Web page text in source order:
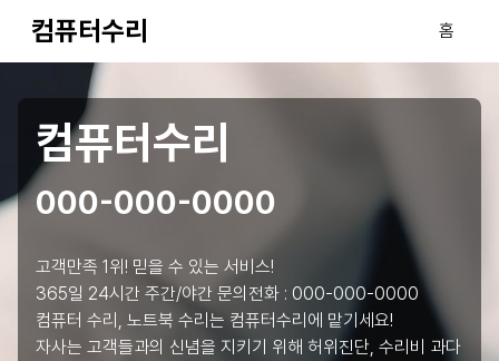
컴퓨터수리 홈
컴퓨터수리
000-000-0000
고객만족 1위! 믿을 수 있는 서비스!
365일 24시간 주간/야간 문의전화 : 000-000-0000
컴퓨터 수리, 노트북 수리는 컴퓨터수리에 맡기세요!
자사는 고객들과의 신념을 지키기 위해 허위진단, 수리비 과다